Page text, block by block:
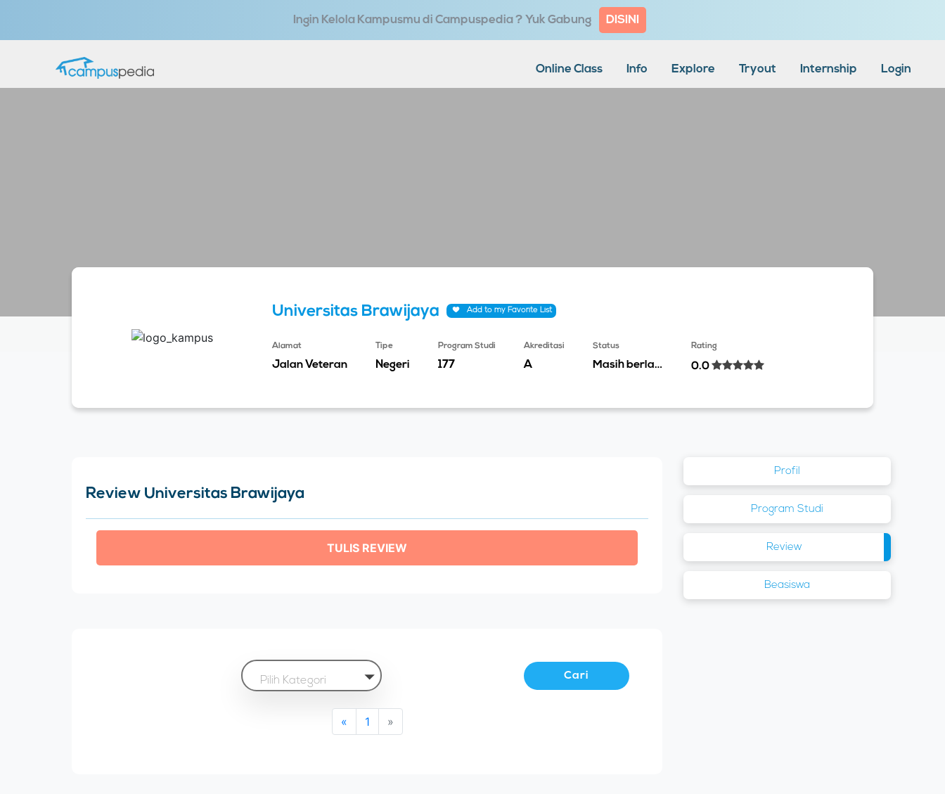
Ingin Kelola Kampusmu di Campuspedia ? Yuk Gabung DISINI
Online Class Info Explore Tryout Internship Login
Universitas Brawijaya Add to my Favorite List
Alamat
Jalan Veteran
Tipe
Negeri
Program Studi
177
Akreditasi
A
Status
Masih berlaku
Rating
0.0
Review Universitas Brawijaya
TULIS REVIEW
Pilih Kategori Cari
« 1 »
Profil
Program Studi
Review
Beasiswa